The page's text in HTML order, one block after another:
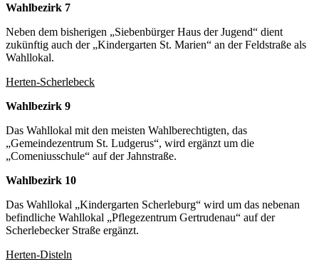
Wahlbezirk 7
Neben dem bisherigen „Siebenbürger Haus der Jugend“ dient
zukünftig auch der „Kindergarten St. Marien“ an der Feldstraße als
Wahllokal.
Herten-Scherlebeck
Wahlbezirk 9
Das Wahllokal mit den meisten Wahlberechtigten, das
„Gemeindezentrum St. Ludgerus“, wird ergänzt um die
„Comeniusschule“ auf der Jahnstraße.
Wahlbezirk 10
Das Wahllokal „Kindergarten Scherleburg“ wird um das nebenan
befindliche Wahllokal „Pflegezentrum Gertrudenau“ auf der
Scherlebecker Straße ergänzt.
Herten-Disteln